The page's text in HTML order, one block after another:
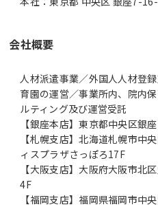
会社概要
人材派遣事業／外国人人材登
育園の運営／事業所内、院内
ルティング及び運営受託
【銀座本店】東京都中央区
【札幌支店】北海道札幌市中
ィスプラザさっぽろ17F
【大阪支店】大阪府大阪市
4F
【福岡支店】福岡県福岡市